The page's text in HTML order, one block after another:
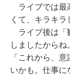
ライブでは最
くて、キラキ
ライブ後は「
しましたからね
「これから、
いかも。仕事に